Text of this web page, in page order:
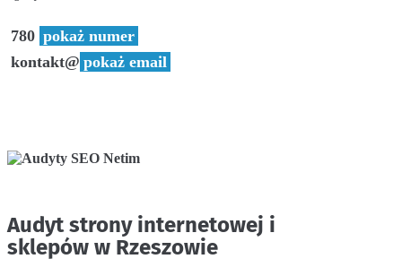
780 pokaż numer
kontakt@ pokaż email
Audyt strony internetowej i
sklepów w Rzeszowie